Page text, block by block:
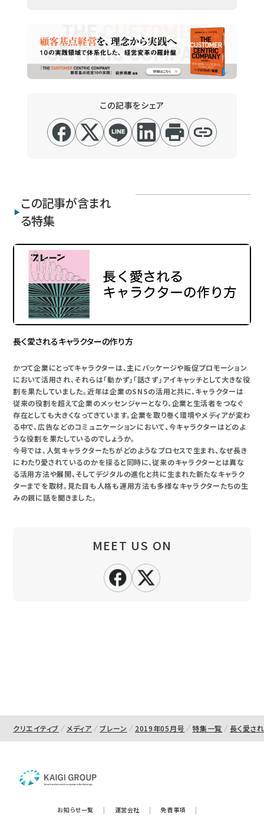
この記事をシェア
この記事が含まれ
る特集
長く愛されるキャラクターの作り方
かつて企業にとってキャラクターは、主にパッケージや販促プロモーション
において活用され、それらは「動かず」「話さず」アイキャッチとして大きな役
割を果たしていました。近年は企業のSNSの活用と共に、キャラクターは
従来の役割を超えて企業のメッセンジャーとなり、企業と生活者をつなぐ
存在としても大きくなってきています。企業を取り巻く環境やメディアが変わ
る中で、広告などのコミュニケーションにおいて、今キャラクターはどのよ
うな役割を果たしているのでしょうか。
今号では、人気キャラクターたちがどのようなプロセスで生まれ、なぜ長き
にわたり愛されているのかを探ると同時に、従来のキャラクターとは異な
る活用方法や展開、そしてデジタルの進化と共に生まれた新たなキャラク
ターまでを取材。見た目も人格も運用方法も多様なキャラクターたちの生
みの親に話を聞きました。
MEET US ON
クリエイティブ メディア ブレーン 2019年05月号 特集一覧 長く愛さ
お知らせ一覧 | 運営会社 | 免責事項
|